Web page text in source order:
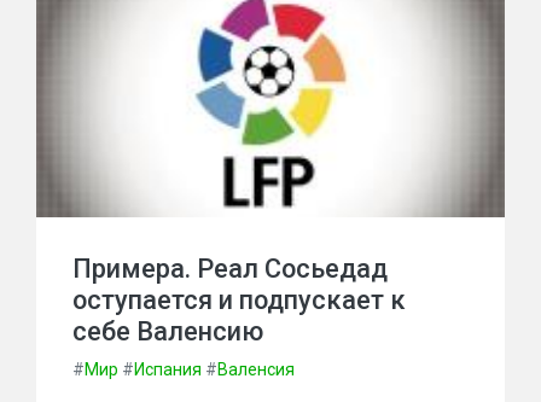
Примера. Реал Сосьедад
оступается и подпускает к
себе Валенсию
#Мир #Испания #Валенсия